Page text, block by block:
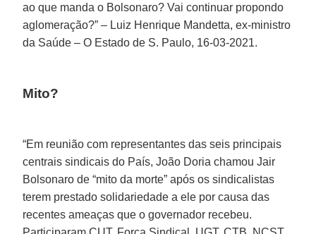
ao que manda o Bolsonaro? Vai continuar propondo
aglomeração?” – Luiz Henrique Mandetta, ex-ministro
da Saúde – O Estado de S. Paulo, 16-03-2021.
Mito?
“Em reunião com representantes das seis principais
centrais sindicais do País, João Doria chamou Jair
Bolsonaro de “mito da morte” após os sindicalistas
terem prestado solidariedade a ele por causa das
recentes ameaças que o governador recebeu.